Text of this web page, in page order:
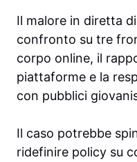
Il malore in diretta di
confronto su tre
corpo online, il
piattaforme e la
con pubblici
Il caso potrebbe
ridefinire policy su